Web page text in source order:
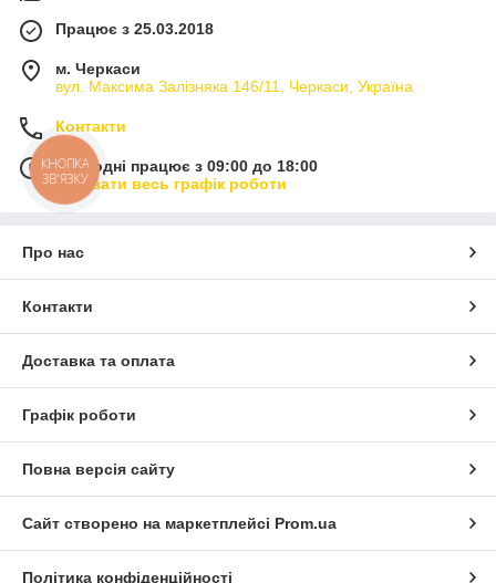
Працює з 25.03.2018
м. Черкаси
вул. Максима Залізняка 146/11, Черкаси, Україна
Контакти
Сьогодні працює з 09:00 до 18:00
Показати весь графік роботи
Про нас
Контакти
Доставка та оплата
Графік роботи
Повна версія сайту
Сайт створено на маркетплейсі Prom.ua
Політика конфіденційності
КНОПКА
ЗВ'ЯЗКУ